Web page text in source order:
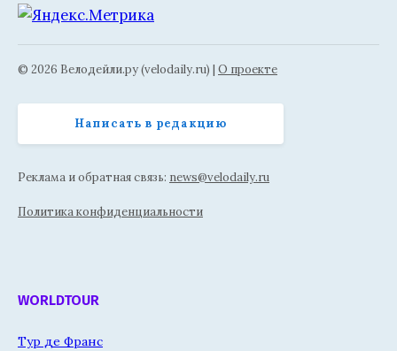
© 2026 Велодейли.ру (velodaily.ru) | О проекте
Написать в редакцию
Реклама и обратная связь: news@velodaily.ru
Политика конфиденциальности
WORLDTOUR
Тур де Франс